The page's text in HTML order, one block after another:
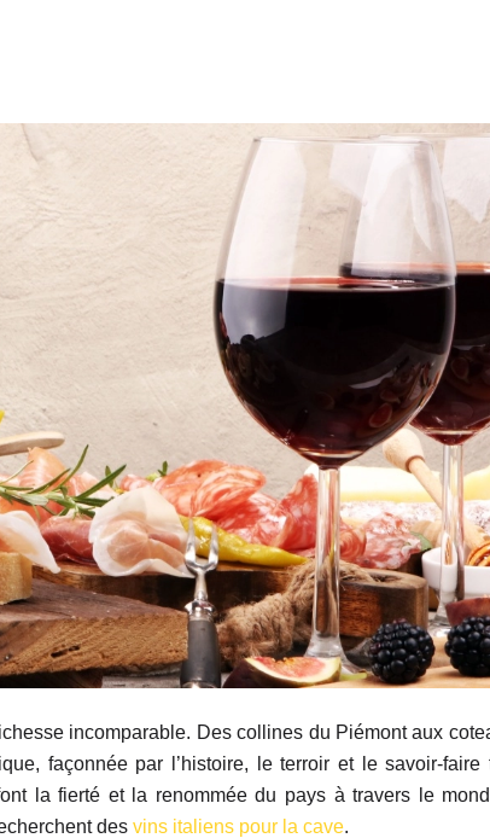
incomparable. Des collines du Piémont aux
façonnée par l’histoire, le terroir et le savoir-
la fierté et la renommée du pays à travers le
des vins italiens pour la cave.